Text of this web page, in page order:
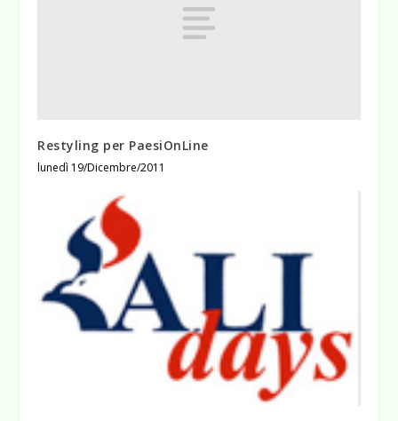
Restyling per PaesiOnLine
lunedì 19/Dicembre/2011